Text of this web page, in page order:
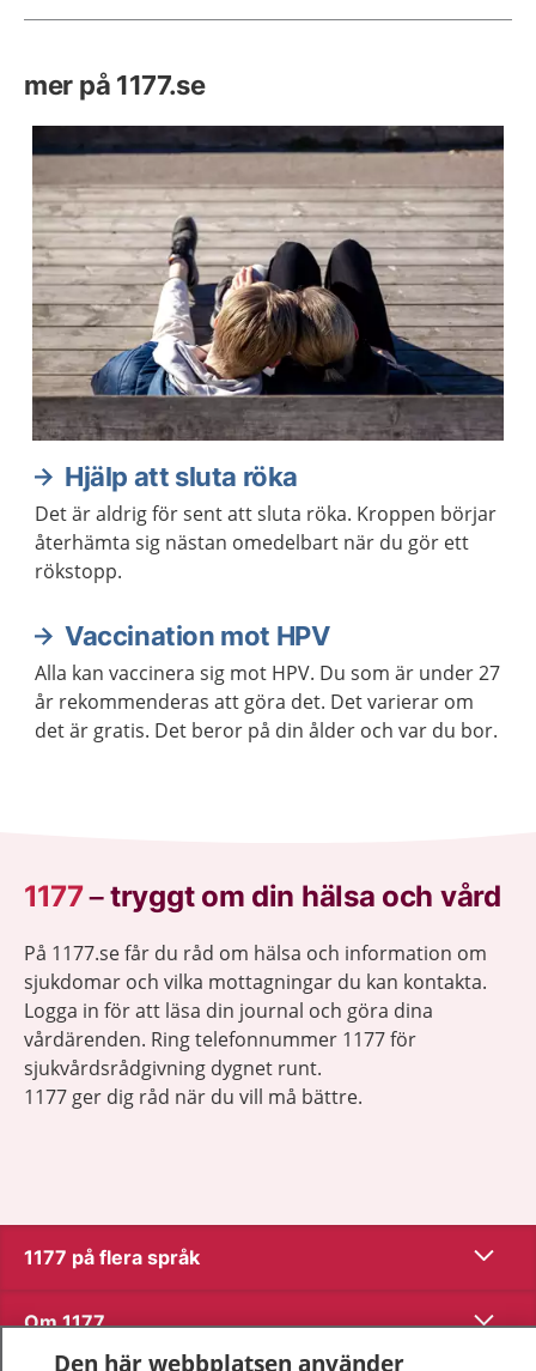
mer på 1177.se
Hjälp att sluta röka
Det är aldrig för sent att sluta röka. Kroppen börjar
återhämta sig nästan omedelbart när du gör ett
rökstopp.
Vaccination mot HPV
Alla kan vaccinera sig mot HPV. Du som är under 27
år rekommenderas att göra det. Det varierar om
det är gratis. Det beror på din ålder och var du bor.
1177–tryggt om din hälsa och vård
På 1177.se får du råd om hälsa och information om
sjukdomar och vilka mottagningar du kan kontakta.
Logga in för att läsa din journal och göra dina
vårdärenden. Ring telefonnummer 1177 för
sjukvårdsrådgivning dygnet runt.
1177 ger dig råd när du vill må bättre.
1177 på flera språk Visa
Om 1177 Visa
Den här webbplatsen använder